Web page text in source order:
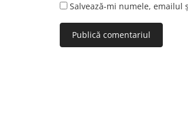
Salvează-mi numele, emailul